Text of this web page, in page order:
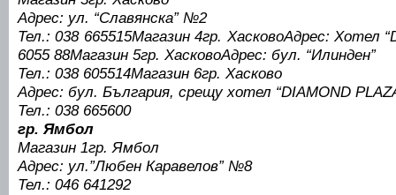
Адрес: ул. “Славянска” №2
Тел.: 038 665515Магазин 4гр. ХасковоАдрес: Хотел
6055 88Магазин 5гр. ХасковоАдрес: бул. “Илинден”
Тел.: 038 605514Магазин 6гр. Хасково
Адрес: бул. България, срещу хотел “DIAMOND
Тел.: 038 665600
гр. Ямбол
Магазин 1гр. Ямбол
Адрес: ул.”Любен Каравелов” №8
Тел.: 046 641292